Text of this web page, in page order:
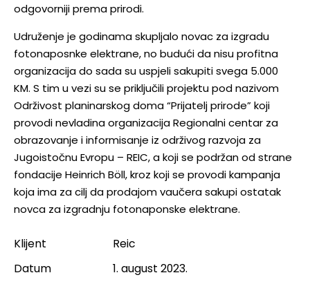
odgovorniji prema prirodi.
Udruženje je godinama skupljalo novac za izgradu
fotonaposnke elektrane, no budući da nisu profitna
organizacija do sada su uspjeli sakupiti svega 5.000
KM. S tim u vezi su se priključili projektu pod nazivom
Održivost planinarskog doma “Prijatelj prirode” koji
provodi nevladina organizacija Regionalni centar za
obrazovanje i informisanje iz održivog razvoja za
Jugoistočnu Evropu – REIC, a koji se podržan od strane
fondacije Heinrich Böll, kroz koji se provodi kampanja
koja ima za cilj da prodajom vaučera sakupi ostatak
novca za izgradnju fotonaponske elektrane.
Klijent
Reic
Datum
1. august 2023.